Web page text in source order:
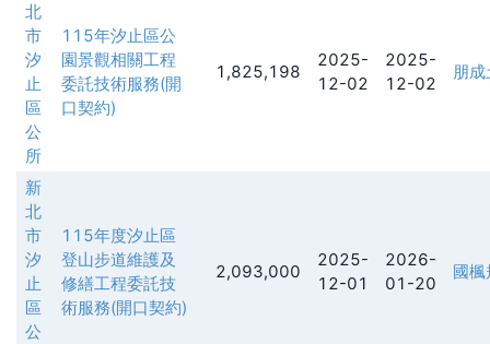
北
市
汐
止
區
公
所
115年汐止區公
園景觀相關工程
委託技術服務(開
口契約)
1,825,198
2025-
12-02
2025-
12-02
朋
新
北
市
汐
止
區
公
115年度汐止區
登山步道維護及
修繕工程委託技
術服務(開口契約)
2,093,000
2025-
12-01
2026-
01-20
國